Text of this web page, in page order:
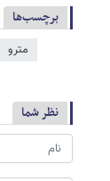
برچسب‌ها
مترو
نظر شما